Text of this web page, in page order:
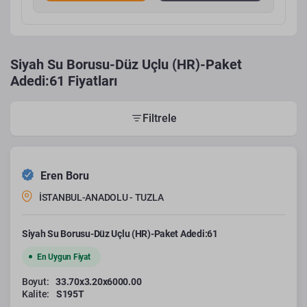
Siyah Su Borusu-Düz Uçlu (HR)-Paket
Adedi:61 Fiyatları
Filtrele
Eren Boru
İSTANBUL-ANADOLU - TUZLA
Siyah Su Borusu-Düz Uçlu (HR)-Paket Adedi:61
En Uygun Fiyat
Boyut:
33.70x3.20x6000.00
Kalite:
S195T